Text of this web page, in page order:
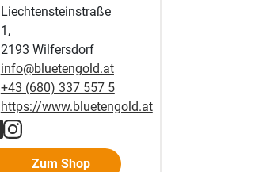
Liechtensteinstraße
1,
2193 Wilfersdorf
info@bluetengold.at
+43 (680) 337 557 5
https://www.bluetengold.at
Zum Shop